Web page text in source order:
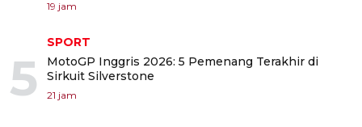
19 jam
5
SPORT
MotoGP Inggris 2026: 5 Pemenang Terakhir di
Sirkuit Silverstone
21 jam